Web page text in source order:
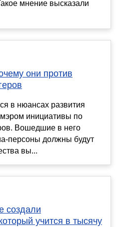
мнение высказали
они против
в нюансах развития
инициативы по
Вошедшие в него
персоны должны будут
вы...
создали
учится в тысячу